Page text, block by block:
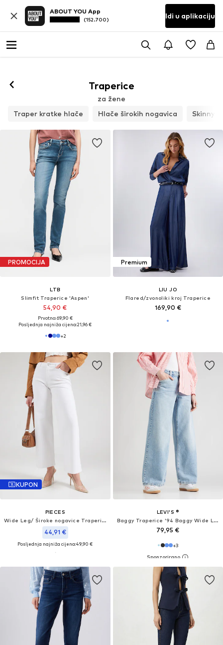
ABOUT YOU App
(152.700) Idi u aplikaciju
Traperice
za žene
Traper kratke hlače
Hlače širokih nogavica Skinny
PROMOCIJA
LTB
Slimfit Traperice 'Aspen'
54,90 €
Prvotno: 69,90 €
Posljednja najniža cijena:21,96 €
+2
Premium
LIU JO
Flared/zvonoliki kroj Traperice
169,90 €
KUPON
PIECES
Wide Leg/ Široke nogavice Traperice 'PCSelma'
44,91 €
Posljednja najniža cijena:49,90 €
LEVI'S ®
Baggy Traperice '94 Baggy Wide Leg Jeans'
79,95 €
+3